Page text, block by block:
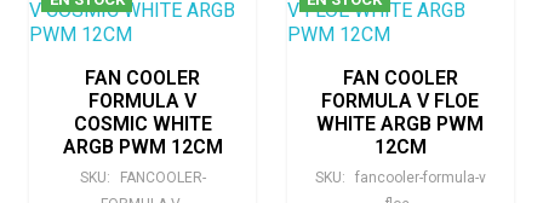
FAN COOLER
FORMULA V
COSMIC WHITE
ARGB PWM 12CM
SKU:
FANCOOLER-
FAN COOLER
FORMULA V FLOE
WHITE ARGB PWM
12CM
SKU:
fancooler-formula-v